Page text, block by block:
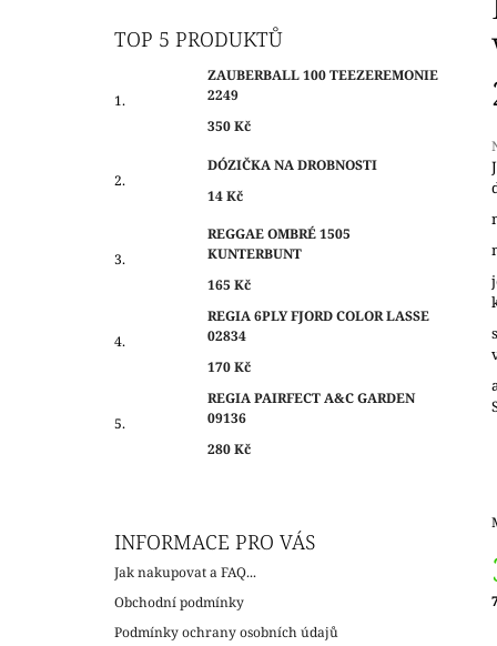
TOP 5 PRODUKTŮ
ZAUBERBALL 100 TEEZEREMONIE
2249
350 Kč
DÓZIČKA NA DROBNOSTI
14 Kč
REGGAE OMBRÉ 1505
KUNTERBUNT
165 Kč
REGIA 6PLY FJORD COLOR LASSE
02834
170 Kč
REGIA PAIRFECT A&C GARDEN
09136
280 Kč
INFORMACE PRO VÁS
Jak nakupovat a FAQ...
Obchodní podmínky
Podmínky ochrany osobních údajů
z